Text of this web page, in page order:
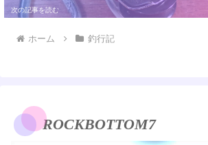
ホーム 釣行記
ROCKBOTTOM7